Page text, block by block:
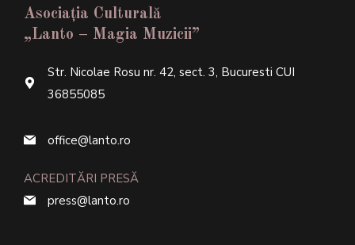
Asociația Culturală
„Lanto – Magia Muzicii”
Str. Nicolae Rosu nr. 42, sect. 3, Bucuresti CUI
36855085
office@lanto.ro
ACREDITĂRI PRESĂ
press@lanto.ro